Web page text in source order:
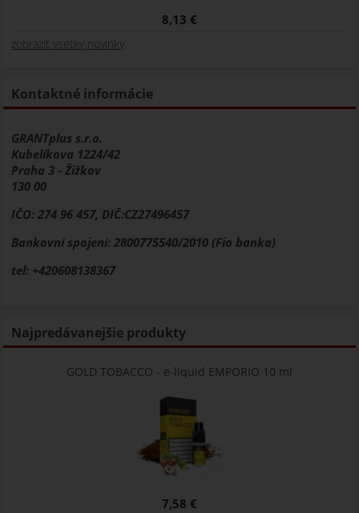
8,13 €
zobraziť vsetky novinky
Kontaktné informácie
GRANTplus s.r.o.
Kubelíkova 1224/42
Praha 3 - Žižkov
130 00
IČO: 274 96 457, DIČ:CZ27496457
Bankovní spojení: 2800775540/2010 (Fio banka)
tel: +420608138367
Najpredávanejšie produkty
GOLD TOBACCO - e-liquid EMPORIO 10 ml
7,58 €